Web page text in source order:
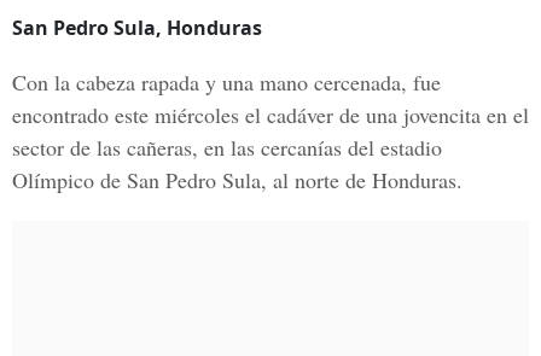
San Pedro Sula, Honduras
Con la cabeza rapada y una mano cercenada, fue
encontrado este miércoles el cadáver de una jovencita en el
sector de las cañeras, en las cercanías del estadio
Olímpico de San Pedro Sula, al norte de Honduras.